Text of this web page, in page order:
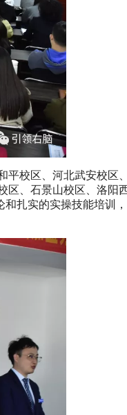
校区、河北武安校区
、石景山校区、洛阳
扎实的实操技能培训